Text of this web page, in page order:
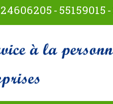
24606205 - 55159015 -